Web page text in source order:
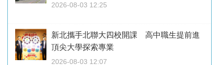
2026-08-03 12:25
新北攜手北聯大四校開課 高中職生提前進
頂尖大學探索專業
2026-08-03 12:07